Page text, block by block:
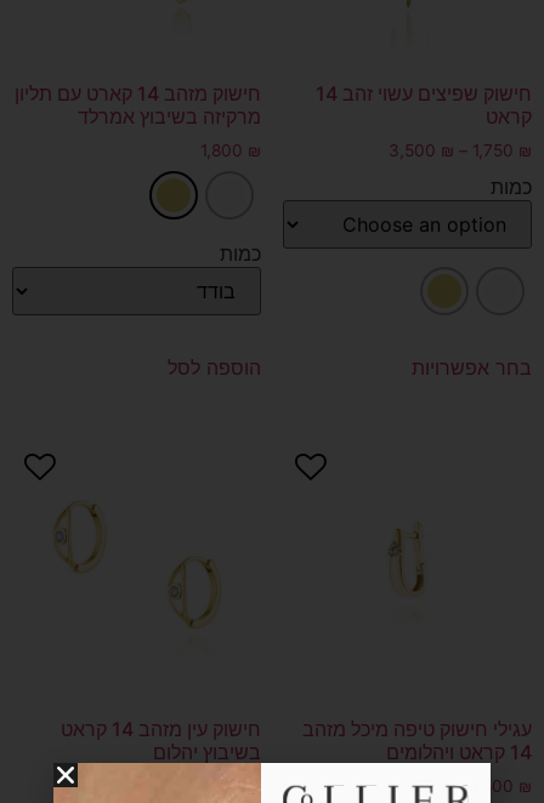
חישוק שפיצים עשוי זהב 14
קראט
1,750 ₪
–
3,500 ₪
כמות
בחר אפשרויות
חישוק מזהב 14 קארט עם תליון
מרקיזה בשיבוץ אמרלד
1,800 ₪
כמות
הוספה לסל
עגילי חישוק טיפה מיכל מזהב
14 קראט ויהלומים
1,800 ₪
–
3,600 ₪
חישוק עין מזהב 14 קראט
בשיבוץ יהלום
₪